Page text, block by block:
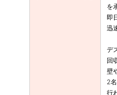
を
即
迅
デ
回
壁
2
行